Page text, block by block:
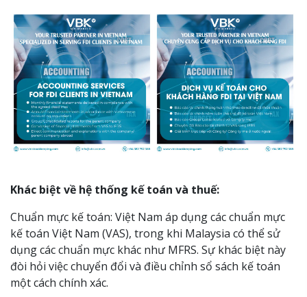
Khác biệt về hệ thống kế toán và thuế:
Chuẩn mực kế toán: Việt Nam áp dụng các chuẩn mực
kế toán Việt Nam (VAS), trong khi Malaysia có thể sử
dụng các chuẩn mực khác như MFRS. Sự khác biệt này
đòi hỏi việc chuyển đổi và điều chỉnh sổ sách kế toán
một cách chính xác.